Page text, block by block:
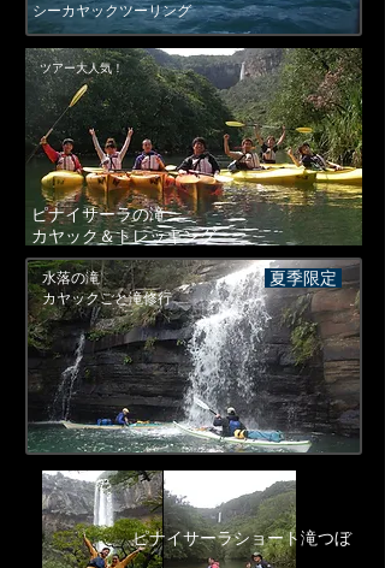
シーカヤックツーリング
ツアー大人気！
水落の滝
カヤックごと滝修行
夏季限定
ピナイサーラショート滝つぼ
ピナイサーラの滝
カヤック＆トレッキング